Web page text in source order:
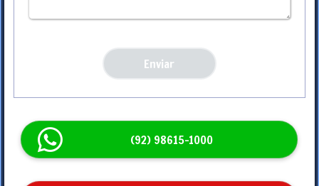
(92) 98615-1000